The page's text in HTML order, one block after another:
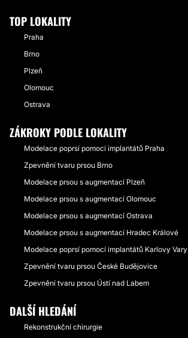
TOP LOKALITY
Praha
Brno
Plzeň
Olomouc
Ostrava
ZÁKROKY PODLE LOKALITY
Modelace poprsí pomocí implantátů Praha
Zpevnění tvaru prsou Brno
Modelace prsou s augmentací Plzeň
Modelace prsou s augmentací Olomouc
Modelace prsou s augmentací Ostrava
Modelace prsou s augmentací Hradec Králové
Modelace poprsí pomocí implantátů Karlovy Vary
Zpevnění tvaru prsou České Budějovice
Zpevnění tvaru prsou Ústí nad Labem
DALŠÍ HLEDÁNÍ
Rekonstrukční chirurgie